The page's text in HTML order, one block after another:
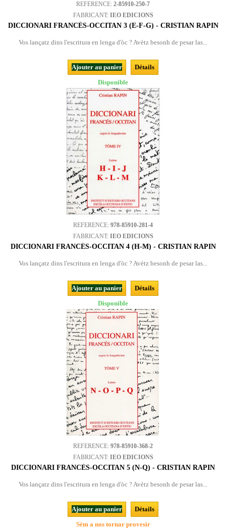
REFERENCE: 2-85910-250-7
FABRICANT: IEO EDICIONS
DICCIONARI FRANCÉS-OCCITAN 3 (E-F-G) - CRISTIAN RAPIN
Vos lançatz dins l'escritura en lenga d'òc ? Avètz besonh de pesar las...
Ajouter au panier
Détails
Disponible
REFERENCE: 978-85910-281-4
FABRICANT: IEO EDICIONS
DICCIONARI FRANCÉS-OCCITAN 4 (H-M) - CRISTIAN RAPIN
Vos lançatz dins l'escritura en lenga d'òc ? Avètz besonh de pesar las...
Ajouter au panier
Détails
Disponible
REFERENCE: 978-85910-368-2
FABRICANT: IEO EDICIONS
DICCIONARI FRANCÉS-OCCITAN 5 (N-Q) - CRISTIAN RAPIN
Vos lançatz dins l'escritura en lenga d'òc ? Avètz besonh de pesar las...
Ajouter au panier
Détails
Sèm a nos tornar provesir